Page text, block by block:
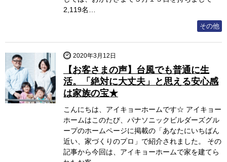
2,119名…
その他
2020年3月12日
【お客さまの声】台風でも普通に生
活。「絶対に大丈夫」と思える安心感
は家族の宝★
こんにちは、アイキョーホームです☆ アイキョー
ホームはこのたび、パナソニックビルダーズグル
ープのホームページに掲載の「あなたにいちばん
近い、家づくりのプロ」で紹介されました。 その
記事から今回は、アイキョーホームで家を建てら